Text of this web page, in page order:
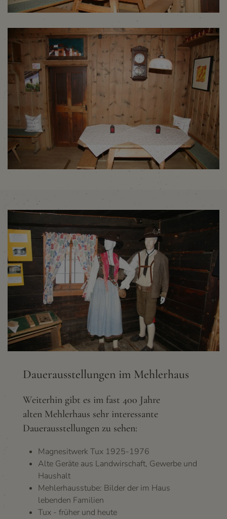
Dauerausstellungen im Mehlerhaus
Weiterhin gibt es im fast 400 Jahre
alten Mehlerhaus sehr interessante
Dauerausstellungen zu sehen:
Magnesitwerk Tux 1925-1976
Alte Geräte aus Landwirschaft, Gewerbe und
Haushalt
Mehlerhausstube: Bilder der im Haus
lebenden Familien
Tux - früher und heute